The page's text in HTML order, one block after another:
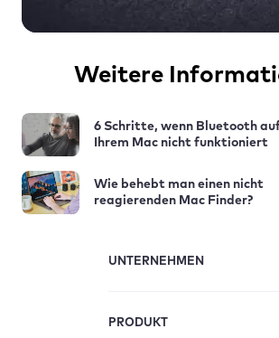
Weitere
6 Schritte, wenn Bluetooth
Ihrem Mac nicht funktioniert
Wie behebt man einen nicht
reagierenden Mac Finder?
UNTERNEHMEN
PRODUKT